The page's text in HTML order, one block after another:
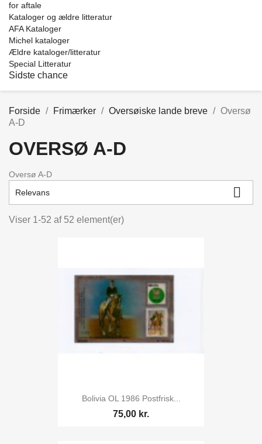
for aftale
Kataloger og ældre litteratur
AFA Kataloger
Michel kataloger
Ældre kataloger/litteratur
Special Litteratur
Sidste chance
Forside Frimærker Oversøiske lande breve
Oversø
A-D
OVERSØ A-D
Oversø A-D
Relevans

Viser 1-52 af 52 element(er)
Bolivia OL 1986 Postfrisk...
75,00 kr.